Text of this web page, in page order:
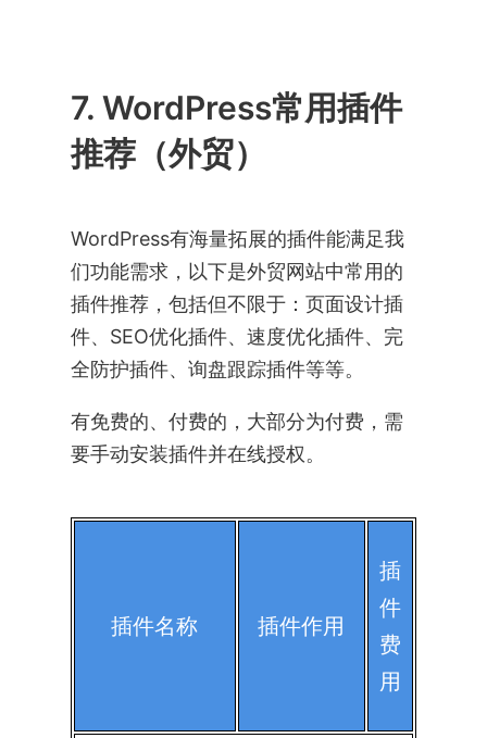
7. WordPress常用插件
推荐（外贸）
WordPress有海量拓展的插件能满足我
们功能需求，以下是外贸网站中常用的
插件推荐，包括但不限于：页面设计插
件、SEO优化插件、速度优化插件、完
全防护插件、询盘跟踪插件等等。
有免费的、付费的，大部分为付费，需
要手动安装插件并在线授权。
插件名称 插件作用
插
件
费
用